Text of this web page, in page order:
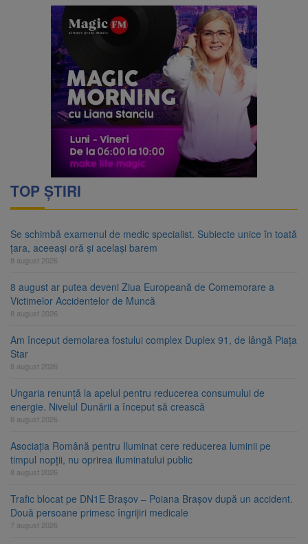
TOP ȘTIRI
Se schimbă examenul de medic specialist. Subiecte unice în toată
țara, aceeași oră și același barem
8 august 2026
8 august ar putea deveni Ziua Europeană de Comemorare a
Victimelor Accidentelor de Muncă
8 august 2026
Am început demolarea fostului complex Duplex 91, de lângă Piața
Star
8 august 2026
Ungaria renunță la apelul pentru reducerea consumului de
energie. Nivelul Dunării a început să crească
8 august 2026
Asociația Română pentru Iluminat cere reducerea luminii pe
timpul nopții, nu oprirea iluminatului public
8 august 2026
Trafic blocat pe DN1E Brașov – Poiana Brașov după un accident.
Două persoane primesc îngrijiri medicale
7 august 2026